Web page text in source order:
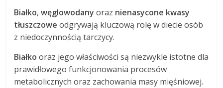
Białko,węglowodany oraz nienasycone kwasy
tłuszczowe odgrywają kluczową rolę w diecie osób
z niedoczynnością tarczycy.
Białko oraz jego właściwości są niezwykle istotne dla
prawidłowego funkcjonowania procesów
metabolicznych oraz zachowania masy mięśniowej.